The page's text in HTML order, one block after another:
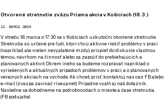
Otvorené stretnutie zväzu Priama akcia v Košiciach (18.3.)
12. MARCA 2026
V stredu 18. marca o 17:30 sa v Košiciach uskutoční otvorené stretnutie.
Stretnutia sú určené pre ľudí, ktorí chcú aktívne riešiť problémy v práci
(napríklad, ale nielen nevyplatené mzdy), prispieť do diskusie vlastnou
témou, návrhom na činnosť alebo sa zapojiť do prebiehajúcich a
plánovaných aktivít. Okrem iného sa budeme rozprávať napríklad o
vyriešených a aktuálnych prípadoch problémov v práci, a o plánovaných
verejných akciach na východe. Ak chceš prísť, kontaktuj nás cez FBalebo
e-mail (zvazpa zavináč riseup.net). Prípadnevyplň aj náš dotazník.
Následne sa dohodneme na podrobnostiach o mieste a čase stretnutia.
(FB podujatie)